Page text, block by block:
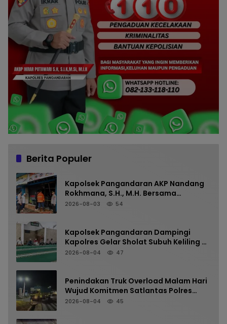
Berita Populer
Kapolsek Pangandaran AKP Nandang
Rokhmana, S.H., M.H. Bersama
Anggota Cek TKP Kebakaran Ruko
2026-08-03 54
Kapolsek Pangandaran Dampingi
Kapolres Gelar Sholat Subuh Keliling di
Masjid Jami Al-Furqon, Pererat
2026-08-04 47
Penindakan Truk Overload Malam Hari
Wujud Komitmen Satlantas Polres
Pangandaran Menjaga Keselamatan
2026-08-04 45